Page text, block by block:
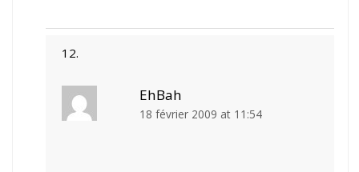
EhBah
18 février 2009 at 11:54